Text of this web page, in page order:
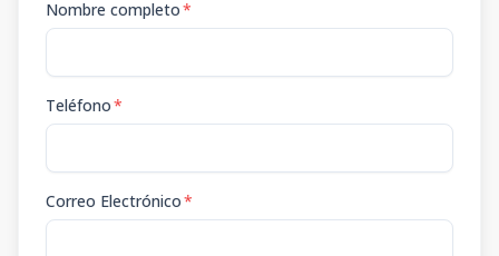
Nombre completo*
Teléfono*
Correo Electrónico*